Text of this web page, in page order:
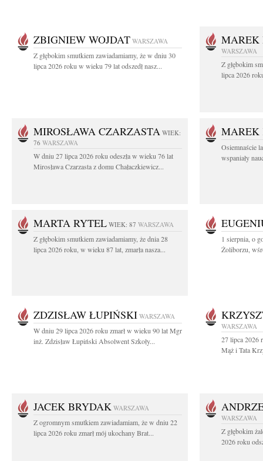
ZBIGNIEW WOJDAT WARSZAWA
Z głębokim smutkiem zawiadamiamy, że w dniu 30
lipca 2026 roku w wieku 79 lat odszedł nasz...
MAREK
WARSZAWA
Z głębokim
lipca 2026
MIROSŁAWA CZARZASTA WIEK:
76 WARSZAWA
W dniu 27 lipca 2026 roku odeszła w wieku 76 lat
Mirosława Czarzasta z domu Chałaczkiewicz...
MAREK
Osiemnaście
wspaniały
MARTA RYTEL WIEK: 87 WARSZAWA
Z głębokim smutkiem zawiadamiamy, że dnia 28
lipca 2026 roku, w wieku 87 lat, zmarła nasza...
1 sierpnia, o
Żoliborzu,
ZDZISŁAW ŁUPIŃSKI WARSZAWA
W dniu 29 lipca 2026 roku zmarł w wieku 90 lat Mgr
inż. Zdzisław Łupiński Absolwent Szkoły...
WARSZAWA
27 lipca 2026
Mąż i Tata
JACEK BRYDAK WARSZAWA
Z ogromnym smutkiem zawiadamiam, że w dniu 22
lipca 2026 roku zmarł mój ukochany Brat...
WARSZAWA
Z głębokim
2026 roku